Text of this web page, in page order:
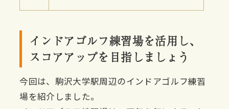
インドアゴルフ練習場を活用し、
スコアアップを目指しましょう
今回は、駒沢大学駅周辺のインドアゴルフ練習
場を紹介しました。